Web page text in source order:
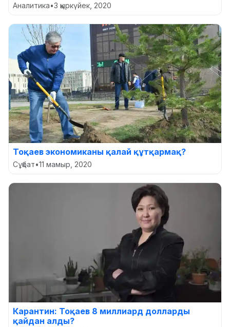
Аналитика•3 қыркүйек, 2020
Тоқаев экономиканы қалай құтқармақ?
Сұқбат•11 мамыр, 2020
Карантин: Тоқаев 8 миллиард долларды
қайдан алды?